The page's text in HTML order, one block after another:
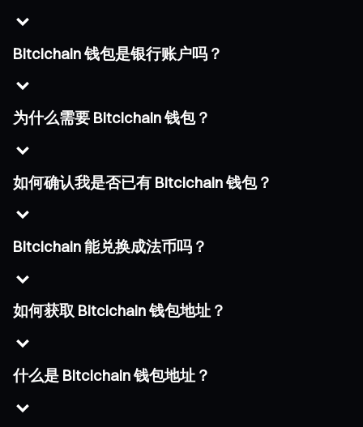
Bitcichain 钱包是银行账户吗？
为什么需要 Bitcichain 钱包？
如何确认我是否已有 Bitcichain 钱包？
Bitcichain 能兑换成法币吗？
如何获取 Bitcichain 钱包地址？
什么是 Bitcichain 钱包地址？